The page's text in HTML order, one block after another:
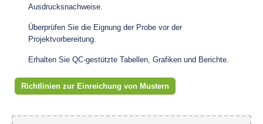
Ausdrucksnachweise.
Überprüfen Sie die Eignung der Probe vor der
Projektvorbereitung.
Erhalten Sie QC-gestützte Tabellen, Grafiken und Berichte.
Richtlinien zur Einreichung von Mustern